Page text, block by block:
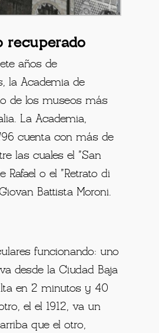
recuperado
años de
la Academia de
de los museos más
La Academia,
cuenta con más de
las cuales el "San
Rafael o el "Retrato di
Battista Moroni.
funcionando: uno
desde la Ciudad Baja
en 2 minutos y 40
el el 1912, va un
que el otro,